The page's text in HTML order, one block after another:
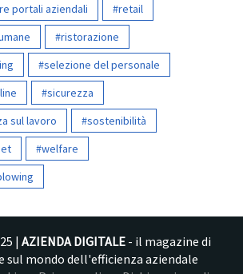
portali aziendali
retail
ristorazione
selezione del personale
sicurezza
sul lavoro
sostenibilità
welfare
| AZIENDA DIGITALE- il magazine di
sul mondo dell'efficienza aziendale